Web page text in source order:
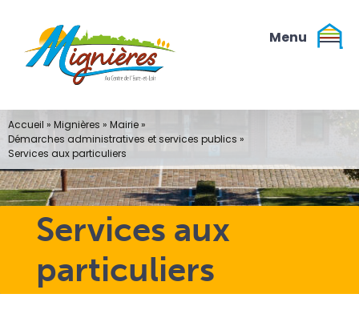
contenu
Services aux
particuliers
Accueil » Mignières » Mairie»
Démarches administratives et services publics »
Services aux particuliers